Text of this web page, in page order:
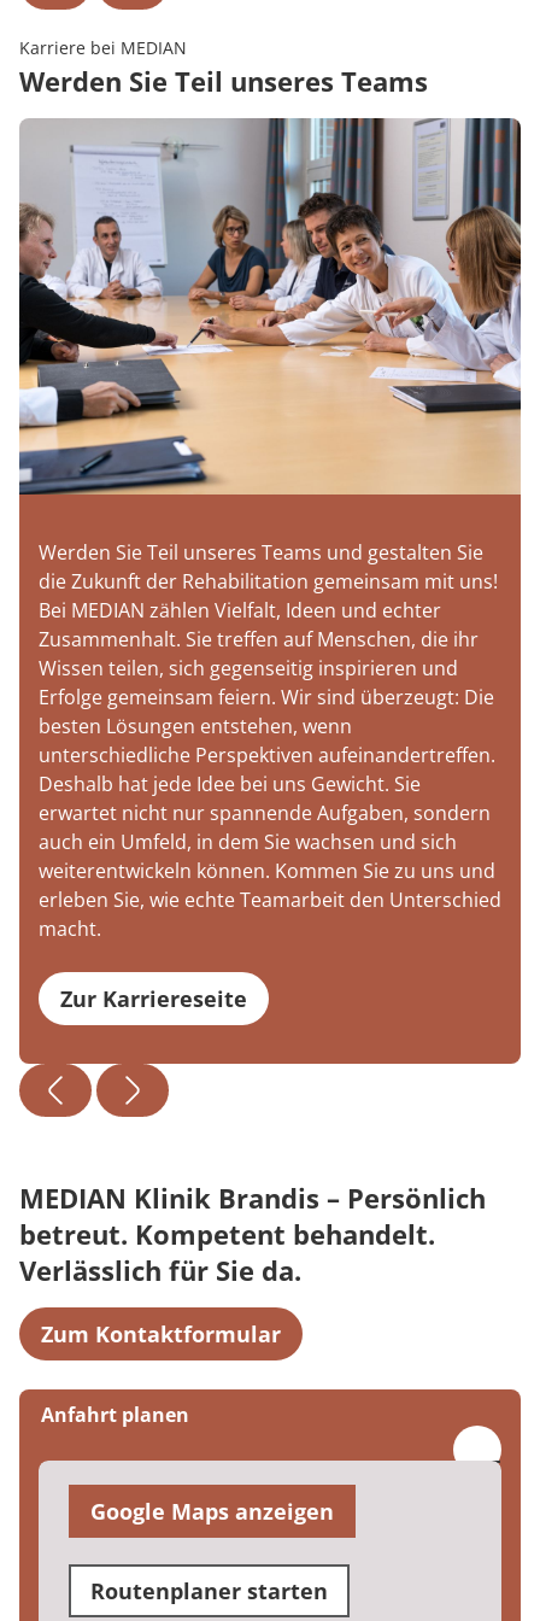
Karriere bei MEDIAN
Werden Sie Teil unseres Teams
Werden Sie Teil unseres Teams und gestalten Sie
die Zukunft der Rehabilitation gemeinsam mit uns!
Bei MEDIAN zählen Vielfalt, Ideen und echter
Zusammenhalt. Sie treffen auf Menschen, die ihr
Wissen teilen, sich gegenseitig inspirieren und
Erfolge gemeinsam feiern. Wir sind überzeugt: Die
besten Lösungen entstehen, wenn
unterschiedliche Perspektiven aufeinandertreffen.
Deshalb hat jede Idee bei uns Gewicht. Sie
erwartet nicht nur spannende Aufgaben, sondern
auch ein Umfeld, in dem Sie wachsen und sich
weiterentwickeln können. Kommen Sie zu uns und
erleben Sie, wie echte Teamarbeit den Unterschied
macht.
Zur Karriereseite
MEDIAN Klinik Brandis – Persönlich
betreut. Kompetent behandelt.
Verlässlich für Sie da.
Zum Kontaktformular
Anfahrt planen
Google Maps anzeigen
Routenplaner starten